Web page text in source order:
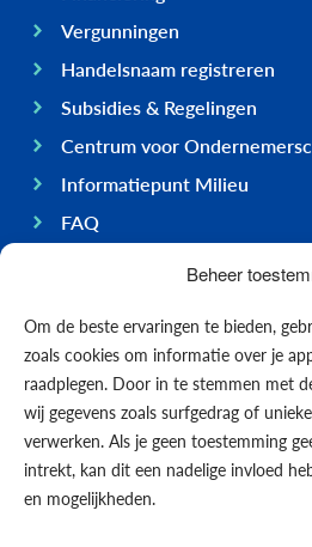
Beheer
Om de beste ervaringen te bieden,
zoals cookies om informatie over je
raadplegen. Door in te stemmen met
wij gegevens zoals surfgedrag of
verwerken. Als je geen toestemming
intrekt, kan dit een nadelige invloed
en mogelijkheden.
Vergunningen
Handelsnaam registreren
Subsidies & Regelingen
Centrum voor
Informatiepunt Milieu
FAQ
Ondernemen op Bonaire
Economie
Regering
Infrastructuur
Algemeen
Contact opnemen